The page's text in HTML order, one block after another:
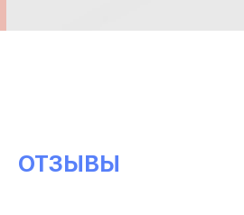
ОТЗЫВЫ